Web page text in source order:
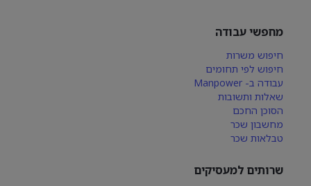
מחפשי עבודה
חיפוש משרות
חיפוש לפי תחומים
עבודה ב- Manpower
שאלות ותשובות
הסוכן החכם
מחשבון שכר
טבלאות שכר
שרותים למעסיקים